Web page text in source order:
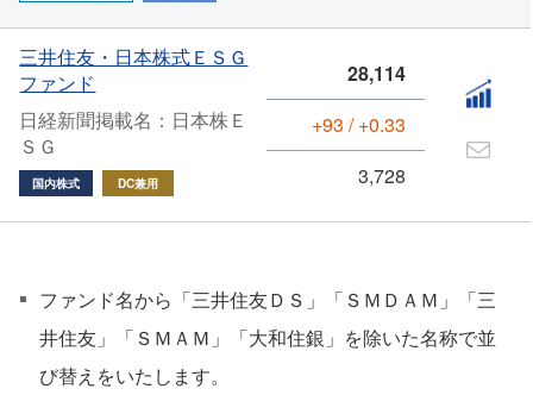
三井住友・日本株式ＥＳＧ
ファンド
日経新聞掲載名：日本株Ｅ
ＳＧ
国内株式 DC兼用
28,114
+93 / +0.33
3,728
ファンド名から「三井住友ＤＳ」「ＳＭＤＡＭ」「三
井住友」「ＳＭＡＭ」「大和住銀」を除いた名称で並
び替えをいたします。